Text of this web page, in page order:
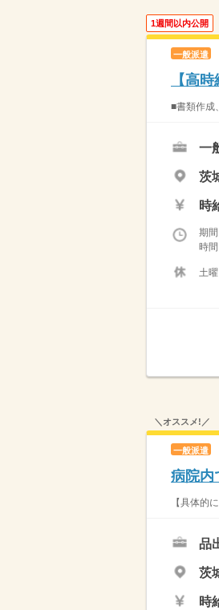
1週間以内公開
一般派遣
【高
■書類作成
一
茨
時
期
時
土
＼オススメ!／
一般派遣
病院内
【具体的
品
茨
時